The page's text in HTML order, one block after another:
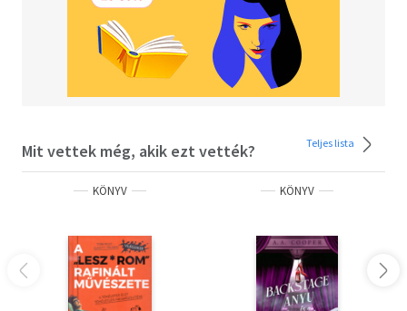
Mit vettek még, akik ezt vették? Teljes lista
KÖNYV KÖNYV